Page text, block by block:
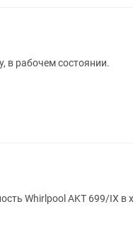
в рабочем состоянии.
Whirlpool AKT 699/IX в